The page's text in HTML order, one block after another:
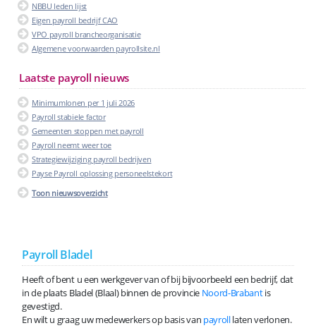
NBBU leden lijst
Eigen payroll bedrijf CAO
VPO payroll brancheorganisatie
Algemene voorwaarden payrollsite.nl
Laatste payroll nieuws
Minimumlonen per 1 juli 2026
Payroll stabiele factor
Gemeenten stoppen met payroll
Payroll neemt weer toe
Strategiewijziging payroll bedrijven
Payse Payroll oplossing personeelstekort
Toon nieuwsoverzicht
Payroll Bladel
Heeft of bent u een werkgever van of bij bijvoorbeeld een bedrijf, dat
in de plaats Bladel (Blaal) binnen de provincie Noord-Brabantis
gevestigd.
En wilt u graag uw medewerkers op basis van payrolllaten verlonen.